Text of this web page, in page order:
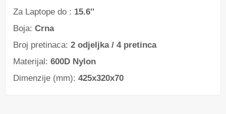
Za Laptope do : 15.6''
Boja: Crna
Broj pretinaca: 2 odjeljka / 4 pretinca
Materijal: 600D Nylon
Dimenzije (mm): 425x320x70